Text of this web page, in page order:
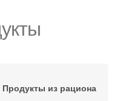
Продукты из рациона